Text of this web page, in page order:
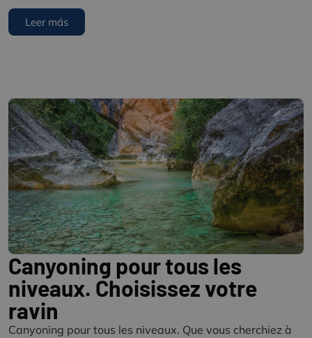
Leer más
Canyoning pour tous les
niveaux. Choisissez votre
ravin
Canyoning pour tous les niveaux. Que vous cherchiez à